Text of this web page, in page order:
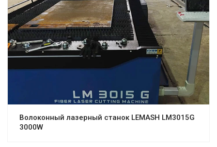
Волоконный лазерный станок LEMASH LM3015G
3000W